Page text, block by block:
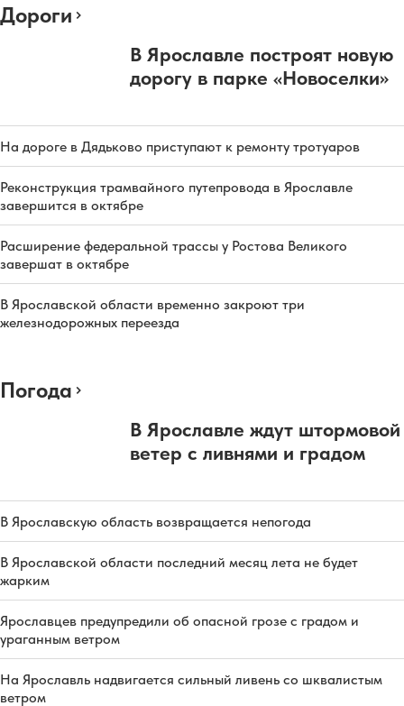
Дороги
В Ярославле построят новую
дорогу в парке «Новоселки»
На дороге в Дядьково приступают к ремонту тротуаров
Реконструкция трамвайного путепровода в Ярославле
завершится в октябре
Расширение федеральной трассы у Ростова Великого
завершат в октябре
В Ярославской области временно закроют три
железнодорожных переезда
Погода
В Ярославле ждут штормовой
ветер с ливнями и градом
В Ярославскую область возвращается непогода
В Ярославской области последний месяц лета не будет
жарким
Ярославцев предупредили об опасной грозе с градом и
ураганным ветром
На Ярославль надвигается сильный ливень со шквалистым
ветром